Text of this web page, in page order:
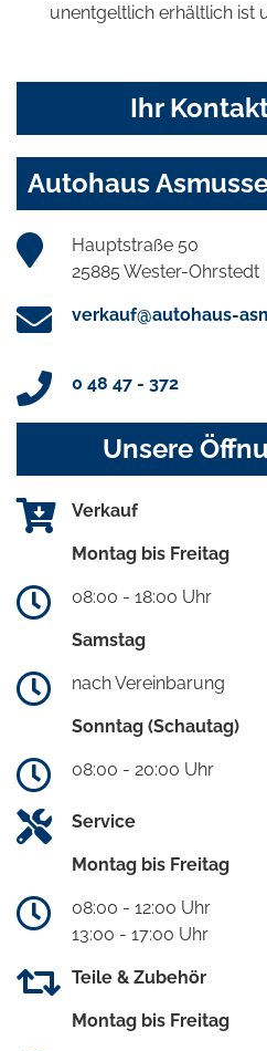
unentgeltlich erhältlich ist
Ihr
Autohaus
Hauptstraße 50
25885 Wester-Ohrstedt
verkauf@autohaus-
0 48 47 - 372
Unsere
Verkauf
Montag bis Freitag
08:00 - 18:00 Uhr
Samstag
nach Vereinbarung
Sonntag (Schautag)
08:00 - 20:00 Uhr
Service
Montag bis Freitag
08:00 - 12:00 Uhr
13:00 - 17:00 Uhr
Teile & Zubehör
Montag bis Freitag